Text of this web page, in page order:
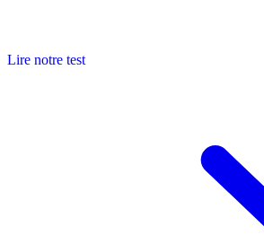
Lire notre test